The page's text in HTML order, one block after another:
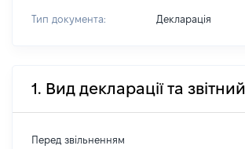
Тип документа: Декларація
1. Вид декларації та
Перед звільненням